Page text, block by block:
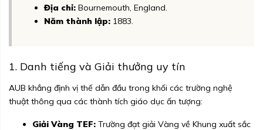
Địa chỉ: Bournemouth, England.
Năm thành lập: 1883.
1. Danh tiếng và Giải thưởng uy tín
AUB khẳng định vị thế dẫn đầu trong khối các trường nghệ
thuật thông qua các thành tích giáo dục ấn tượng:
Giải Vàng TEF: Trường đạt giải Vàng về Khung xuất sắc